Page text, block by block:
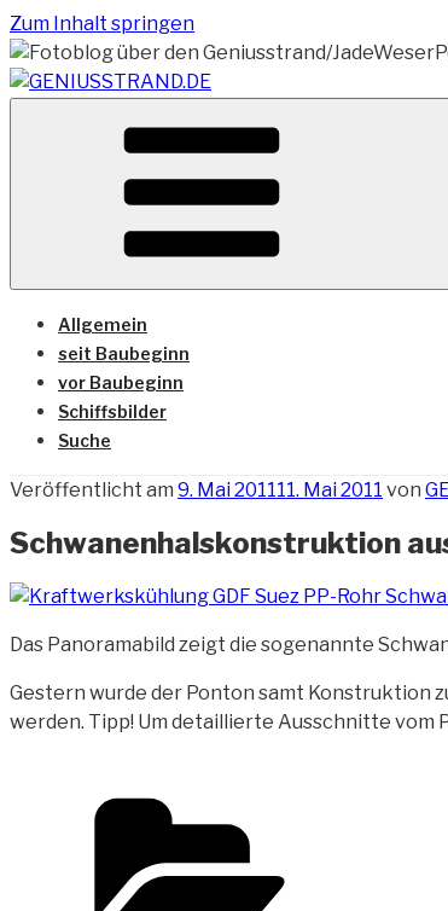
Zum Inhalt springen
Vom Geniusstrand zum JadeWeserPort/
Allgemein
seit Baubeginn
vor Baubeginn
Schiffsbilder
Suche
Veröffentlicht am 9. Mai 201111. Mai 2011 von
Schwanenhalskonstruktion
Das Panoramabild zeigt die sogenannte
Gestern wurde der Ponton samt Konstruktion
werden. Tipp! Um detaillierte Ausschnitte vom